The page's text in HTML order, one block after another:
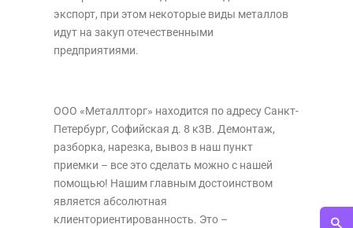
экспорт, при этом некоторые виды металлов
идут на закуп отечественными
предприятиями.
ООО «Металлторг» находится по адресу Санкт-
Петербург, Софийская д. 8 к3В. Демонтаж,
разборка, нарезка, вывоз в наш пункт
приемки – все это сделать можно с нашей
помощью! Нашим главным достоинством
является абсолютная
клиенториентированность. Это –